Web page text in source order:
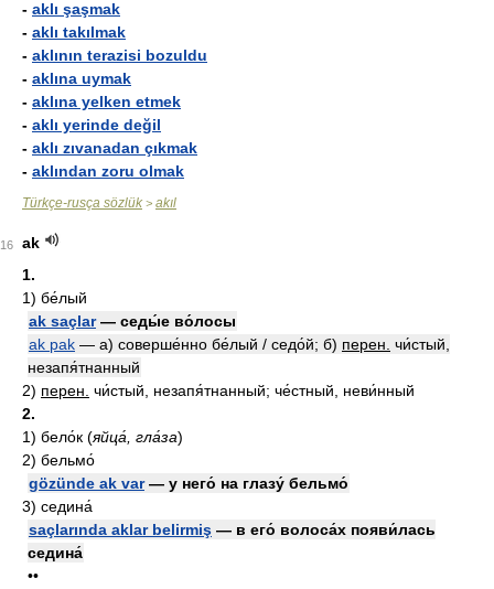
- aklı şaşmak
- aklı takılmak
- aklının terazisi bozuldu
- aklına uymak
- aklına yelken etmek
- aklı yerinde değil
- aklı zıvanadan çıkmak
- aklından zoru olmak
Türkçe-rusça sözlük > akıl
16
ak
1.
1) бе́лый
ak saçlar— седы́е во́лосы
ak pak — а) соверше́нно бе́лый / седо́й; б) перен. чи́стый,
незапя́тнанный
2) перен. чи́стый, незапя́тнанный; че́стный, неви́нный
2.
1) бело́к (яйца́, гла́за)
2) бельмо́
gözünde ak var— у него́ на глазу́ бельмо́
3) седина́
saçlarında aklar belirmiş — в его́ волоса́х появи́лась
седина́
••